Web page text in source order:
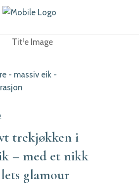
2022
trekjøkken i
– med et nikk
glamour